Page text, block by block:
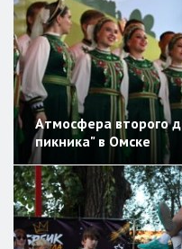
Атмосфера второго
пикника" в Омске